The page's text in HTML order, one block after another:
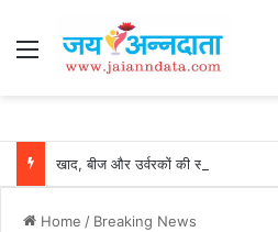
Menu
Home / Breaking News